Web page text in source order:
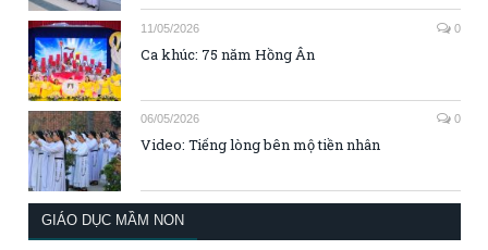
11/05/2026 0
Ca khúc: 75 năm Hồng Ân
06/05/2026 0
Video: Tiếng lòng bên mộ tiền nhân
GIÁO DỤC MẦM NON